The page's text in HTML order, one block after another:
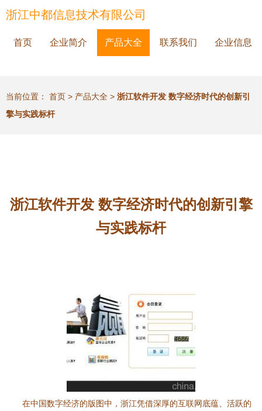
浙江中都信息技术有限公司
首页 企业简介 产品大全 联系我们 企业信息
当前位置： 首页 > 产品大全 > 浙江软件开发 数字经济时代的创新引
擎与实践标杆
浙江软件开发 数字经济时代的创新引擎
与实践标杆
在中国数字经济的版图中，浙江凭借深厚的互联网底蕴、活跃的